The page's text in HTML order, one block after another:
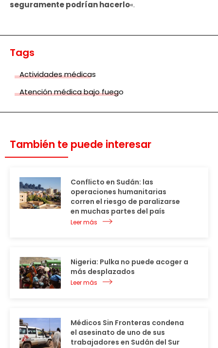
seguramente podrían hacerlo«.
Tags
Actividades médicas
Atención médica bajo fuego
También te puede interesar
Conflicto en Sudán: las
operaciones humanitarias
corren el riesgo de paralizarse
en muchas partes del país
Leer más
Nigeria: Pulka no puede acoger a
más desplazados
Leer más
Médicos Sin Fronteras condena
el asesinato de uno de sus
trabajadores en Sudán del Sur